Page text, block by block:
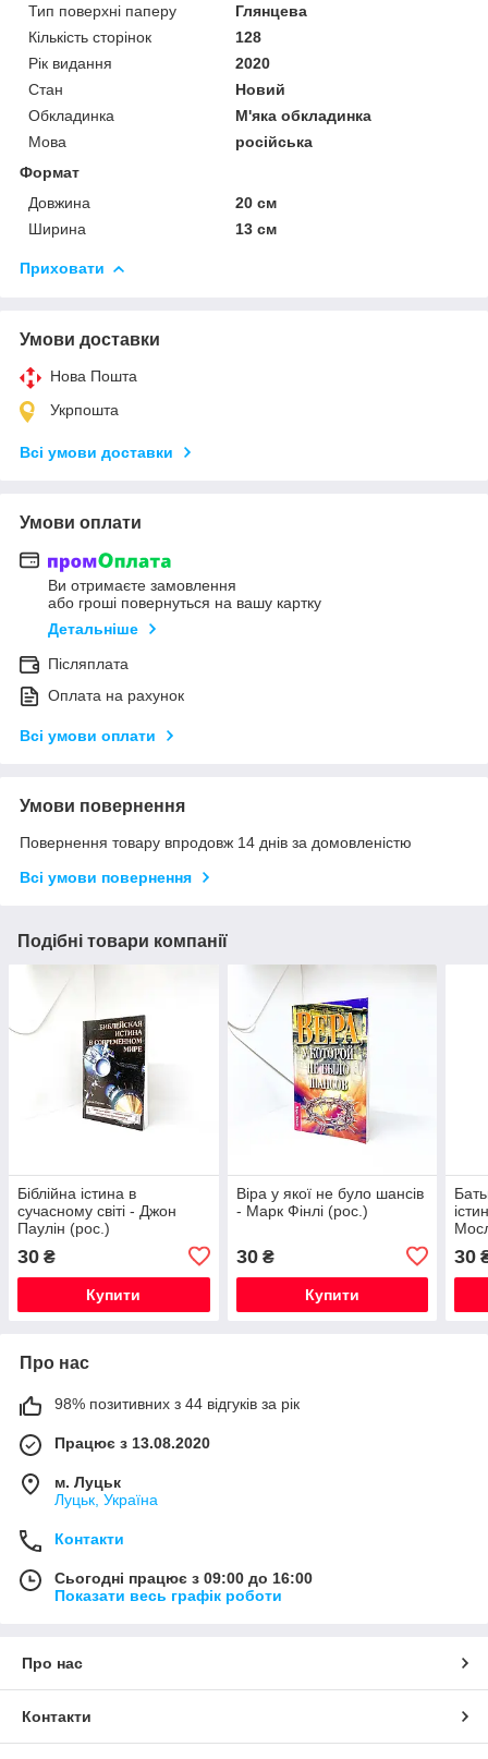
Тип поверхні паперу
Глянцева
Кількість сторінок
128
Рік видання
2020
Стан
Новий
Обкладинка
М'яка обкладинка
Мова
російська
Формат
Довжина
20 см
Ширина
13 см
Приховати
Умови доставки
Нова Пошта
Укрпошта
Всі умови доставки
Умови оплати
Ви отримаєте замовлення
або гроші повернуться на вашу картку
Детальніше
Післяплата
Оплата на рахунок
Всі умови оплати
Умови повернення
Повернення товару впродовж 14 днів за домовленістю
Всі умови повернення
Подібні товари компанії
Біблійна істина в
сучасному світі - Джон
Паулін (рос.)
30 ₴
Купити
Віра у якої не було шансів
- Марк Фінлі (рос.)
30₴
Купити
30
Про нас
98% позитивних з 44 відгуків за рік
Працює з 13.08.2020
м. Луцьк
Луцьк, Україна
Контакти
Сьогодні працює з 09:00 до 16:00
Показати весь графік роботи
Про нас
Контакти